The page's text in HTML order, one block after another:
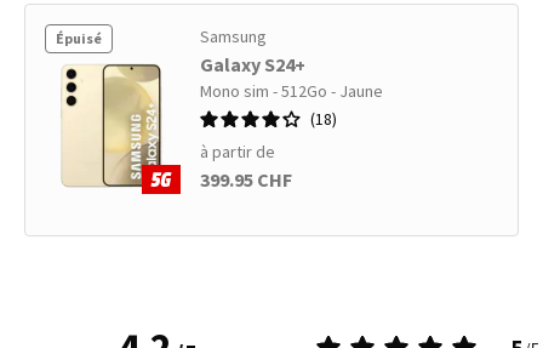
Épuisé Samsung
Galaxy S24+
Mono sim - 512Go - Jaune
18
à partir de
399.95 CHF